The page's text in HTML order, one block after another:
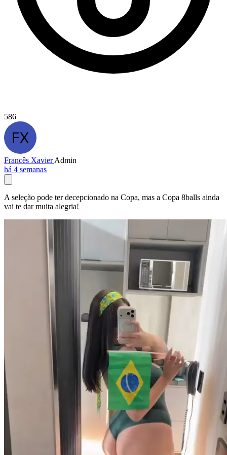
586
Francês XavierAdmin
há 4 semanas
A seleção pode ter decepcionado na Copa, mas a Copa 8balls ainda
vai te dar muita alegria!